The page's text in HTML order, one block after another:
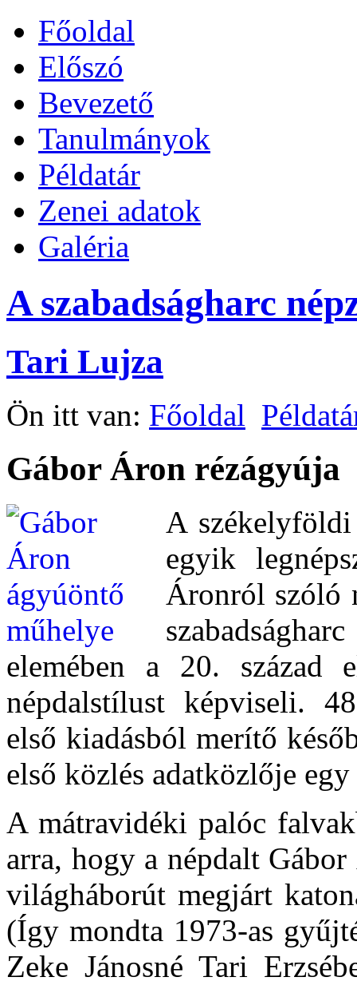
Főoldal
Előszó
Bevezető
Tanulmányok
Példatár
Zenei adatok
Galéria
A szabadságharc
Tari Lujza
Ön itt van: Főoldal
Gábor Áron rézágyúja
A
egyik
Áronról szóló
elemében a 20. század
népdalstílust képviseli.
első kiadásból merítő
első közlés adatközlője
A mátravidéki palóc
arra, hogy a népdalt
világháborút megjárt
(Így mondta 1973-as
Zeke Jánosné Tari